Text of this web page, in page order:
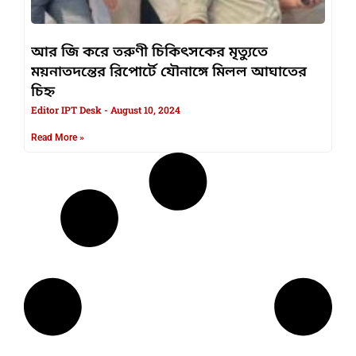
আর জি করে তরুণী চিকিৎসকের মৃত্যুতে
ময়নাতদন্তের রিপোর্টে যৌনাঙ্গে মিলল আঘাতের
চিহ্ন
Editor IPT Desk August 10, 2024
Read More »